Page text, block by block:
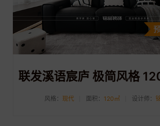
风格： 现代 面积： 120㎡ 设计师：